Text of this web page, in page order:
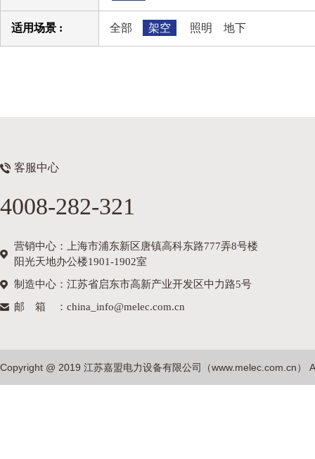
适用场景 : 全部 架空 照明 地下
客服中心
4008-282-321
营销中心：上海市浦东新区唐镇高科东路777弄8号楼
阳光天地办公楼1901-1902室
制造中心：江苏省启东市高新产业开发区中力路5号
邮箱
：china_info@melec.com.cn
Copyright @ 2019 江苏嘉盟电力设备有限公司（www.melec.com.cn）